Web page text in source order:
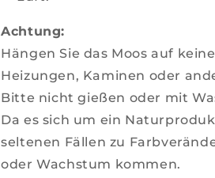
Achtung:
Hängen Sie das Moos auf
Heizungen, Kaminen oder
Bitte nicht gießen oder mit
Da es sich um ein
seltenen Fällen zu
oder Wachstum kommen.